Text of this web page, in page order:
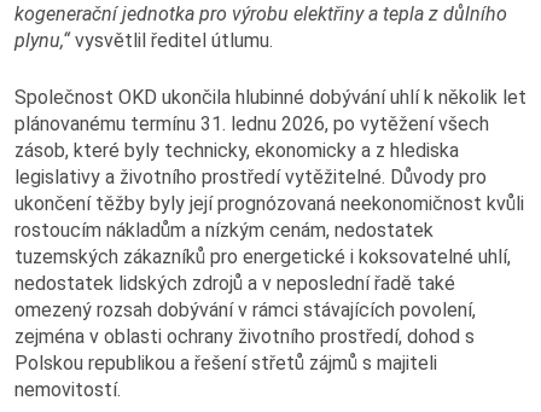
kogenerační jednotka pro výrobu elektřiny a tepla z důlního
plynu,“vysvětlil ředitel útlumu.
Společnost OKD ukončila hlubinné dobývání uhlí k několik let
plánovanému termínu 31. lednu 2026, po vytěžení všech
zásob, které byly technicky, ekonomicky a z hlediska
legislativy a životního prostředí vytěžitelné. Důvody pro
ukončení těžby byly její prognózovaná neekonomičnost kvůli
rostoucím nákladům a nízkým cenám, nedostatek
tuzemských zákazníků pro energetické i koksovatelné uhlí,
nedostatek lidských zdrojů a v neposlední řadě také
omezený rozsah dobývání v rámci stávajících povolení,
zejména v oblasti ochrany životního prostředí, dohod s
Polskou republikou a řešení střetů zájmů s majiteli
nemovitostí.